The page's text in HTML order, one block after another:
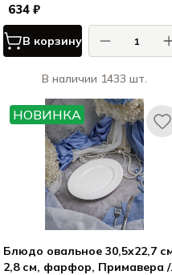
634 ₽
В корзину
В наличии 1433 шт.
НОВИНКА
Блюдо овальное 30,5x22,7
2,8 см, фарфор, Примавера /